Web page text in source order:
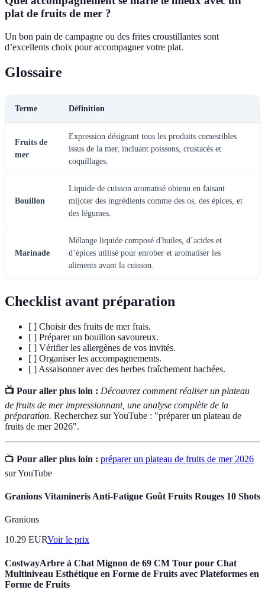
plat de fruits de mer ?
Un bon pain de campagne ou des frites croustillantes sont
d’excellents choix pour accompagner votre plat.
Glossaire
Terme Définition
Fruits de
mer
Expression désignant tous les produits comestibles
issus de la mer, incluant poissons, crustacés et
coquillages.
Bouillon
Liquide de cuisson aromatisé obtenu en faisant
mijoter des ingrédients comme des os, des épices, et
des légumes.
Marinade
Mélange liquide composé d'huiles, d’acides et
d’épices utilisé pour enrober et aromatiser les
aliments avant la cuisson.
Checklist avant préparation
[ ] Choisir des fruits de mer frais.
[ ] Préparer un bouillon savoureux.
[ ] Vérifier les allergènes de vos invités.
[ ] Organiser les accompagnements.
[ ] Assaisonner avec des herbes fraîchement hachées.
📺 Pour aller plus loin : Découvrez comment réaliser un plateau
de fruits de mer impressionnant, une analyse complète de la
préparation. Recherchez sur YouTube : "préparer un plateau de
fruits de mer 2026".
📺 Pour aller plus loin : préparer un plateau de fruits de mer 2026
sur YouTube
Granions Vitamineris Anti-Fatigue Goût Fruits Rouges 10 Shots
Granions
10.29 EURVoir le prix
CostwayArbre à Chat Mignon de 69 CM Tour pour Chat
Multiniveau Esthétique en Forme de Fruits avec Plateformes en
Forme de Fruits